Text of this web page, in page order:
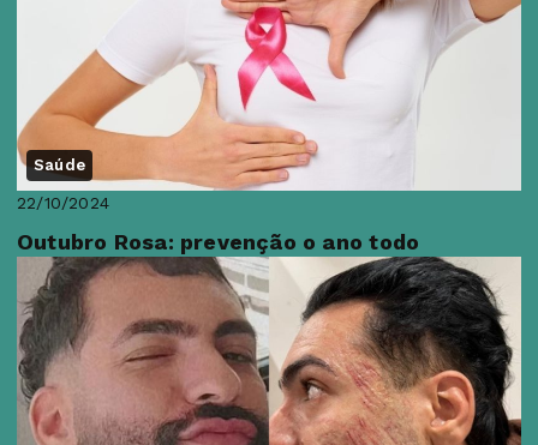
Saúde
22/10/2024
Outubro Rosa: prevenção o ano todo